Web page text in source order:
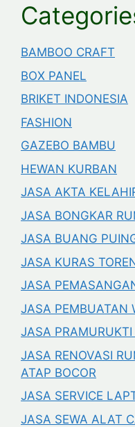
BAMBOO CRAFT
BOX PANEL
BRIKET INDONESIA
FASHION
GAZEBO BAMBU
HEWAN KURBAN
JASA AKTA
JASA BONGKAR
JASA BUANG
JASA KURAS
JASA
JASA PEMBUATAN
JASA
JASA RENOVASI
ATAP BOCOR
JASA SERVICE
JASA SEWA ALAT